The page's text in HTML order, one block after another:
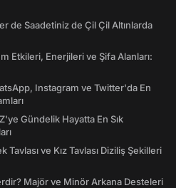
de Saadetiniz de Çil Çil Altınlarda
Etkileri, Enerjileri ve Şifa Alanları:
Instagram ve Twitter'da En
Gündelik Hayatta En Sık
Tavlası ve Kız Tavlası Diziliş Şekilleri
Majör ve Minör Arkana Desteleri